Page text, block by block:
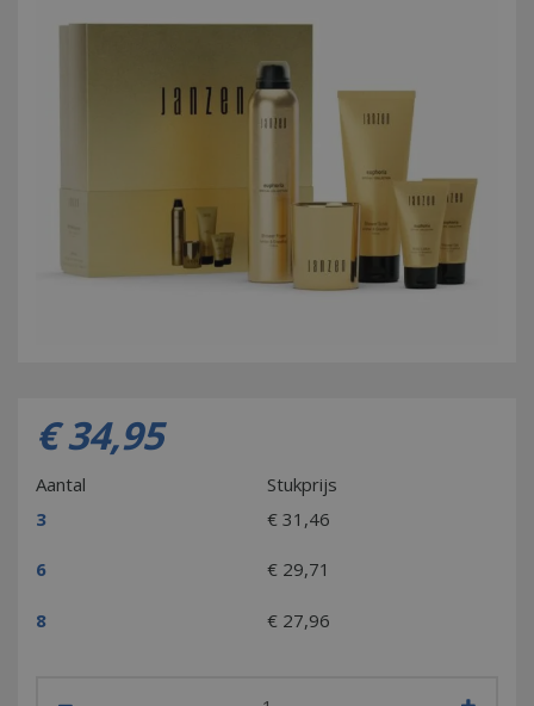
€ 34,95
Aantal
Stukprijs
3
€ 31 ,46
6 € 29,71
8 € 27,96